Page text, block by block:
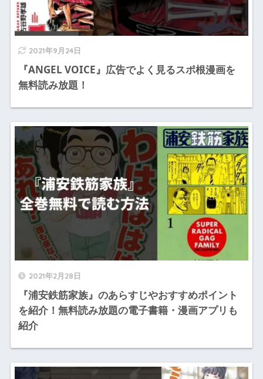
2021年9月24日
『ANGEL VOICE』広告でよく見るスポ根漫画を
無料読み放題！
2021年2月28日
『浦安鉄筋家族』のあらすじやおすすめポイント
を紹介！無料読み放題の電子書籍・漫画アプリも
紹介